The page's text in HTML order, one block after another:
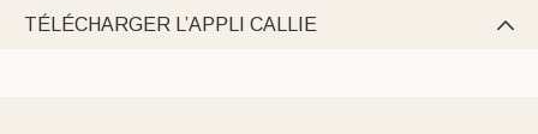
TÉLÉCHARGER L’APPLI CALLIE 